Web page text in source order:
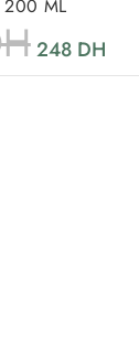
200 ML
248 DH